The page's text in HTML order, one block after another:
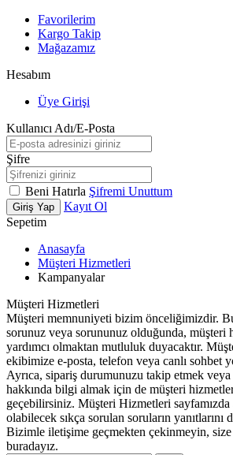
Favorilerim
Kargo Takip
Mağazamız
Hesabım
Üye Girişi
Kullanıcı Adı/E-Posta
Şifre
Beni Hatırla Şifremi Unuttum
Giriş Yap
Kayıt Ol
Sepetim
Anasayfa
Müşteri Hizmetleri
Kampanyalar
Müşteri Hizmetleri
Müşteri memnuniyeti bizim önceliğimizdir.
sorunuz veya sorununuz olduğunda, müşteri
yardımcı olmaktan mutluluk duyacaktır.
ekibimize e-posta, telefon veya canlı sohbet
Ayrıca, sipariş durumunuzu takip etmek
hakkında bilgi almak için de müşteri
geçebilirsiniz. Müşteri Hizmetleri sayfamızda
olabilecek sıkça sorulan soruların yanıtlarını
Bizimle iletişime geçmekten çekinmeyin, size
buradayız.